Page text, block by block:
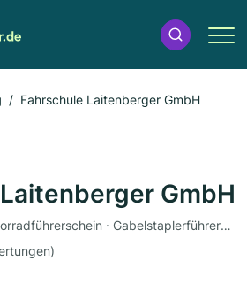
Fahrschule Laitenberger GmbH
GmbH
LKW-Führerschein · Motorradführerschein · Gabelstaplerführerschein · Busführerschein · Anhängerführerschein